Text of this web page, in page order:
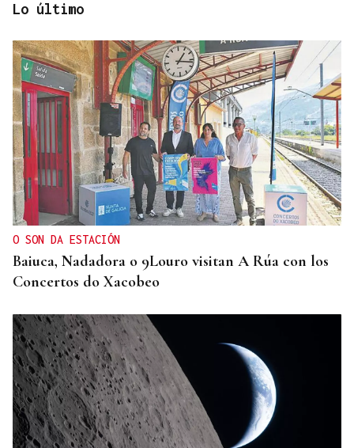
BIOGRAFÍAS
Jesusa Prado López, la fuerza ourensana que
iluminó La Habana
Lo último
O SON DA ESTACIÓN
Baiuca, Nadadora o 9Louro visitan A Rúa con los
Concertos do Xacobeo